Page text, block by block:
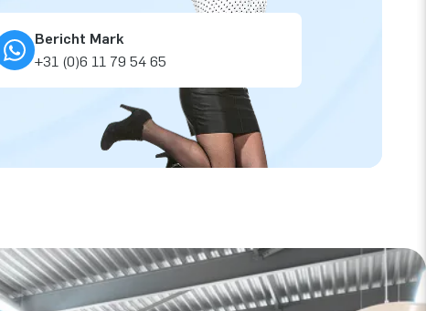
Bericht Mark
+31 (0)6 11 79 54 65